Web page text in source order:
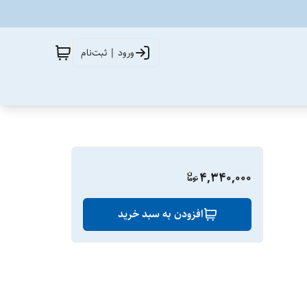
ورود | ثبت‌نام
4,340,000
افزودن به سبد خرید